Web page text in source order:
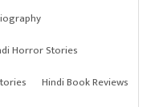
Horror Stories
Hindi Book Reviews